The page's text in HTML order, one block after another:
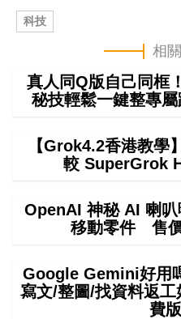
科技
相
真人同Q版自己同框
秘技輕鬆一鍵整專
【Grok4.2香港教學
較 SuperGrok
OpenAI 神秘 AI 喇
移動零件 售
Google Gemini好用
寫文/整圖/找資料返
費